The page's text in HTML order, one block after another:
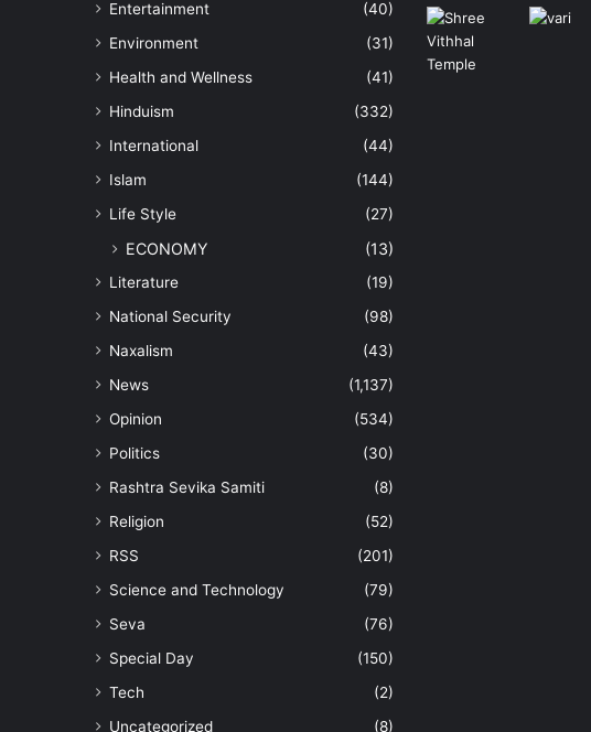
Entertainment
(40)
Environment
(31)
Health and Wellness
(41)
Hinduism
(332)
International
(44)
Islam
(144)
Life Style
(27)
ECONOMY (13)
Literature
(19)
National Security
(98)
Naxalism
(43)
News
(1,137)
Opinion
(534)
Politics
(30)
Rashtra Sevika Samiti
(8)
Religion
(52)
RSS
(201)
Science and Technology
(79)
Seva
(76)
Special Day
(150)
Tech
(2)
Uncategorized
(8)